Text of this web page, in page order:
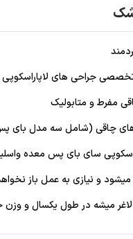
جراحی های لاپاراسکوپی
مفرط و متابولیک
چاقی (شامل سه مدل بای
سای بای پس معده
و نیازی به عمل باز
میشه در طول یکسال و وزن
، آراتروز مفاصل ، نازایی،